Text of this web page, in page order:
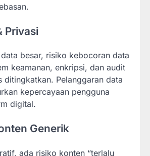
Privasi
besar, risiko kebocoran data
keamanan, enkripsi, dan audit
ditingkatkan. Pelanggaran data
kepercayaan pengguna
digital.
Generik
ada risiko konten “terlalu